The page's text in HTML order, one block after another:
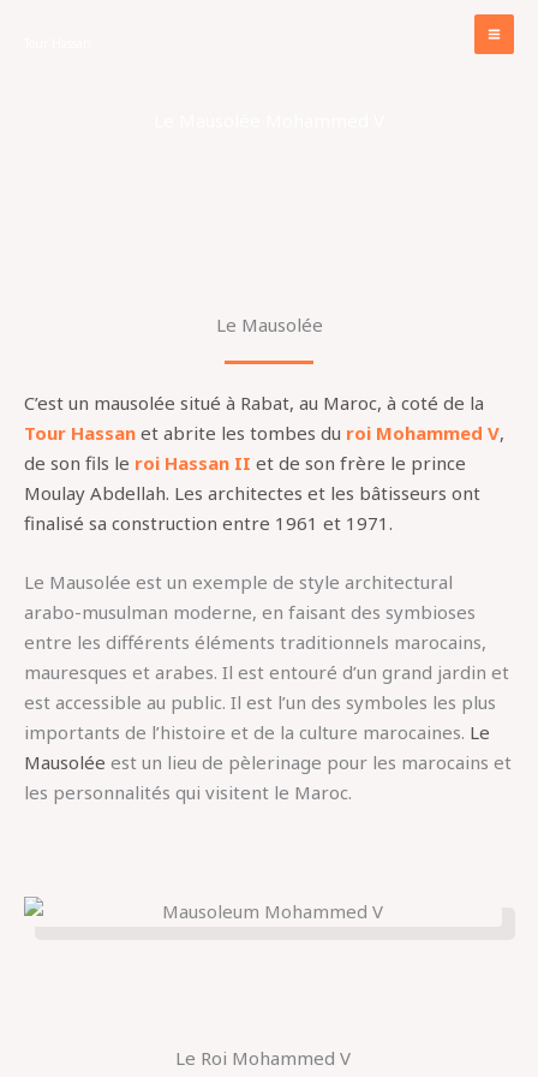
Le Mausolée
C’est un mausolée situé à Rabat, au Maroc, à coté de la
Tour Hassan et abrite les tombes du roi Mohammed V,
de son fils le roi Hassan II et de son frère le prince
Moulay Abdellah. Les architectes et les bâtisseurs ont
finalisé sa construction entre 1961 et 1971 .
Le Mausolée est un exemple de style architectural
arabo-musulman moderne, en faisant des symbioses
entre les différents éléments traditionnels marocains,
mauresques et arabes. Il est entouré d’un grand jardin et
est accessible au public. Il est l’un des symboles les plus
importants de l’histoire et de la culture marocaines. Le
Mausolée est un lieu de pèlerinage pour les marocains et
les personnalités qui visitent le Maroc.
Le Roi Mohammed V